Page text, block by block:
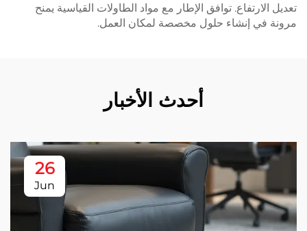
تعديل الارتفاع. توافق الإطار مع مواد الطاولات القياسية يمنح
مرونة في إنشاء حلول مخصصة لمكان العمل.
أحدث الأخبار
26
Jun